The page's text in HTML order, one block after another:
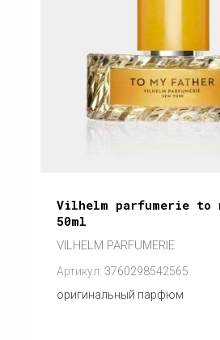
Vilhelm parfumerie to
50ml
VILHELM PARFUMERIE
Артикул: 3760298542565
оригинальный парфюм